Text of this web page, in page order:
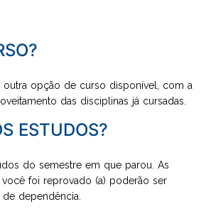
opção de curso disponível, com a
das disciplinas já cursadas.
ESTUDOS?
do semestre em que parou. As
você foi reprovado (a) poderão ser
dependência.